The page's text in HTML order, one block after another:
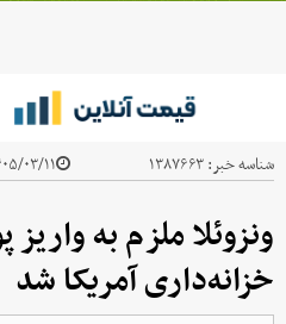
شناسه خبر:۱۳۸۷۶۶۳ ۱۴۰۵/۰۳/۱۱ -
ونزوئلا ملزم به
خزانه‌داری آمریکا شد